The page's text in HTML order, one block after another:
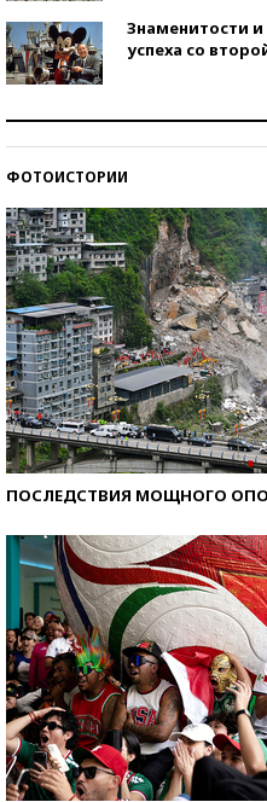
Знаменитости
успеха со
ФОТОИСТОРИИ
ПОСЛЕДСТВИЯ МОЩНОГО